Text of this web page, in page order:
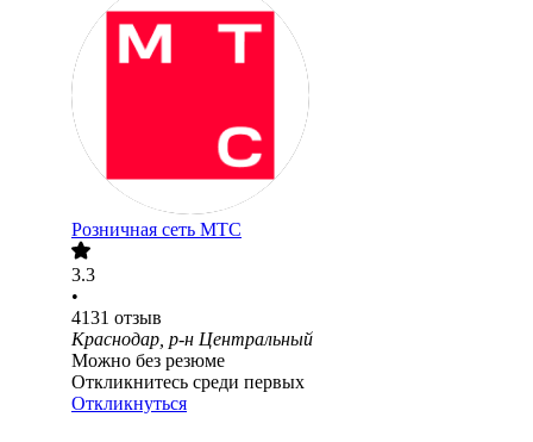
Розничная сеть МТС
3.3
•
4131 отзыв
Краснодар, р-н Центральный
Можно без резюме
Откликнитесь среди первых
Откликнуться